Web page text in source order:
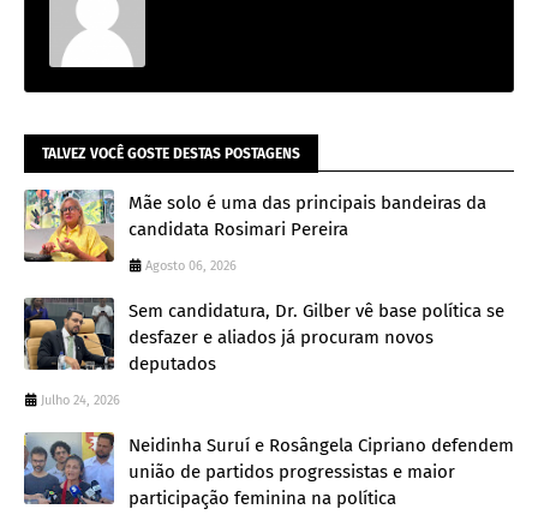
TALVEZ VOCÊ GOSTE DESTAS POSTAGENS
Mãe solo é uma das principais bandeiras da
candidata Rosimari Pereira
Agosto 06, 2026
Sem candidatura, Dr. Gilber vê base política se
desfazer e aliados já procuram novos
deputados
Julho 24, 2026
Neidinha Suruí e Rosângela Cipriano defendem
união de partidos progressistas e maior
participação feminina na política